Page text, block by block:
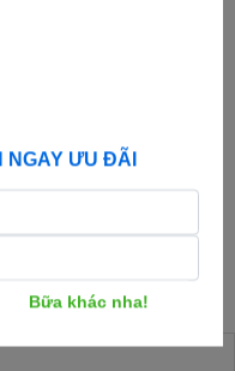
NGAY ƯU ĐÃI
Bữa khác nha!